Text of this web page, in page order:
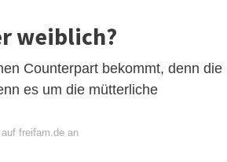
weiblich?
Counterpart bekommt, denn die
es um die mütterliche
freifam.de an